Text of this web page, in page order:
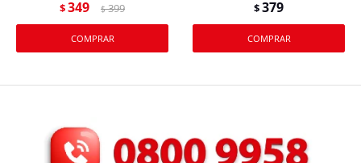
$349 $ 399 $379